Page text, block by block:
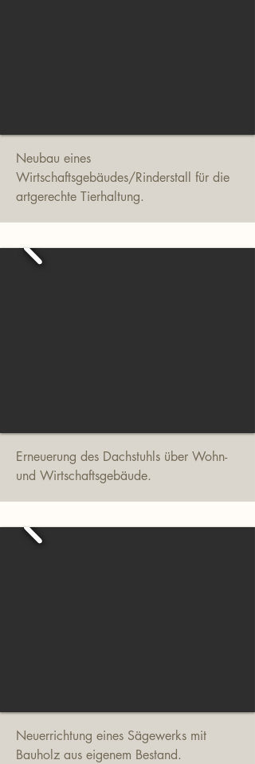
Neubau eines
Wirtschaftsgebäudes/Rinderstall für die
artgerechte Tierhaltung.
Erneuerung des Dachstuhls über Wohn-
und Wirtschaftsgebäude.
Neuerrichtung eines Sägewerks mit
Bauholz aus eigenem Bestand.